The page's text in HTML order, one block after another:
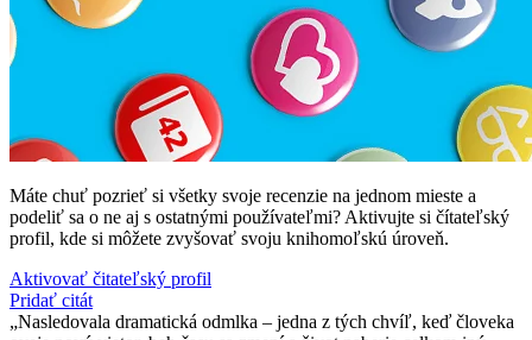
Máte chuť pozrieť si všetky svoje recenzie na jednom mieste a
podeliť sa o ne aj s ostatnými používateľmi? Aktivujte si čítateľský
profil, kde si môžete zvyšovať svoju knihomoľskú úroveň.
Aktivovať čitateľský profil
Pridať citát
Nasledovala dramatická odmlka – jedna z tých chvíľ, keď človeka